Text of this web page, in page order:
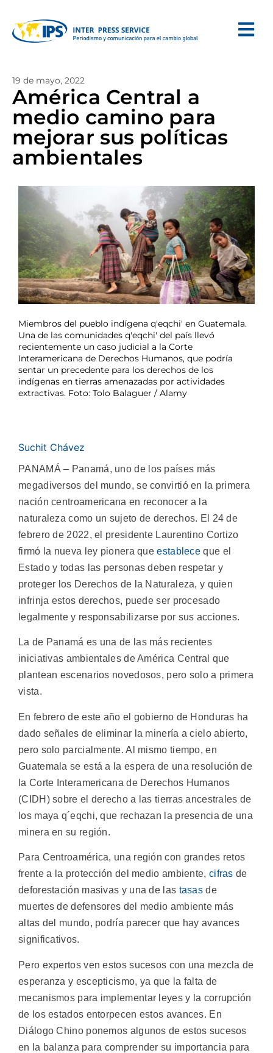
19 de mayo, 2022
América Central a
medio camino para
mejorar sus políticas
ambientales
Miembros del pueblo indígena q'eqchi' en Guatemala.
Una de las comunidades q'eqchi' del país llevó
recientemente un caso judicial a la Corte
Interamericana de Derechos Humanos, que podría
sentar un precedente para los derechos de los
indígenas en tierras amenazadas por actividades
extractivas. Foto: Tolo Balaguer / Alamy
Suchit Chávez
PANAMÁ – Panamá, uno de los países más
megadiversos del mundo, se convirtió en la primera
nación centroamericana en reconocer a la
naturaleza como un sujeto de derechos. El 24 de
febrero de 2022, el presidente Laurentino Cortizo
firmó la nueva ley pionera queestablece que el
Estado y todas las personas deben respetar y
proteger los Derechos de la Naturaleza, y quien
infrinja estos derechos, puede ser procesado
legalmente y responsabilizarse por sus acciones.
La de Panamá es una de las más recientes
iniciativas ambientales de América Central que
plantean escenarios novedosos, pero solo a primera
vista.
En febrero de este año el gobierno de Honduras ha
dado señales de eliminar la minería a cielo abierto,
pero solo parcialmente. Al mismo tiempo, en
Guatemala se está a la espera de una resolución de
la Corte Interamericana de Derechos Humanos
(CIDH) sobre el derecho a las tierras ancestrales de
los maya q´eqchi, que rechazan la presencia de una
minera en su región.
Para Centroamérica, una región con grandes retos
frente a la protección del medio ambiente, cifras de
deforestación masivas y una de las tasas de
muertes de defensores del medio ambiente más
altas del mundo, podría parecer que hay avances
significativos.
Pero expertos ven estos sucesos con una mezcla de
esperanza y escepticismo, ya que la falta de
mecanismos para implementar leyes y la corrupción
de los estados entorpecen estos avances. En
Diálogo Chino ponemos algunos de estos sucesos
en la balanza para comprender su importancia para